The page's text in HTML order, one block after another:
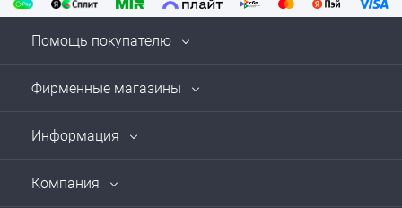
Помощь покупателю
Фирменные магазины
Информация
Компания